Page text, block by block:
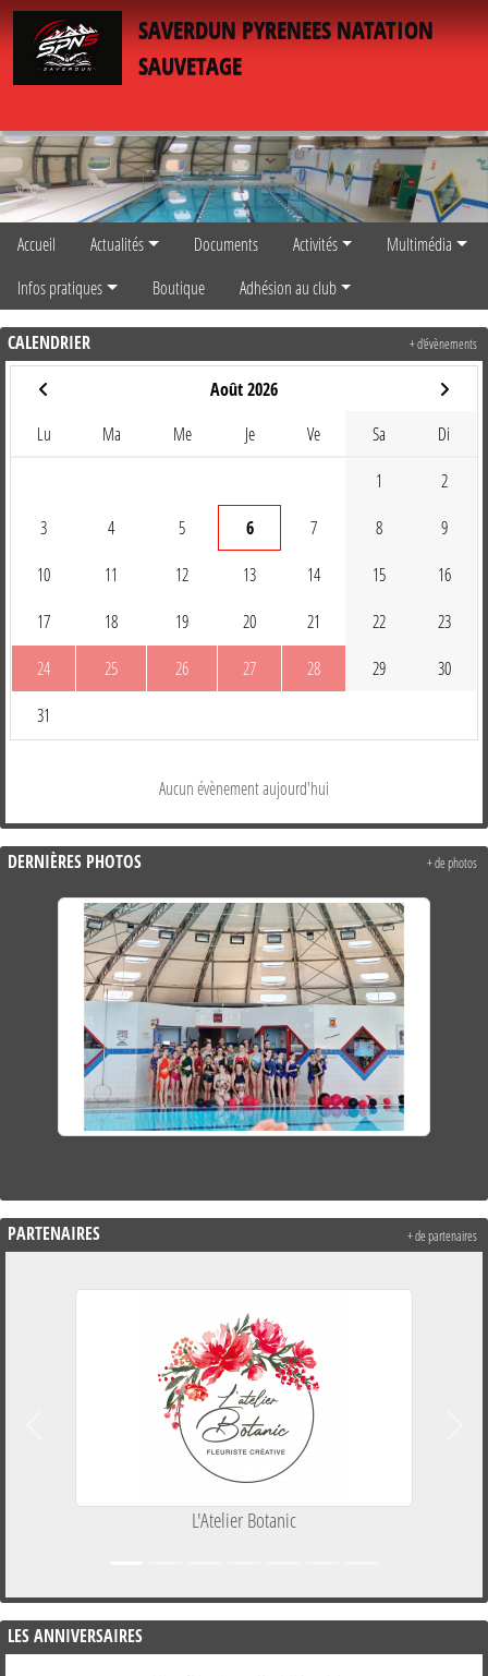
SAVERDUN PYRENEES NATATION
SAUVETAGE
Accueil Actualités Documents Activités
Multimédia
Infos pratiques
Boutique Adhésion au club
CALENDRIER
Août 2026
Lu Ma Me Je Ve Sa Di
1 2
3 4 5 6 7 8 9
10 11 12 13 14 15 16
17 18 19 20 21 22 23
24 25 26 27 28 29 30
31
Aucun évènement aujourd'hui
+ d'évènements
DERNIÈRES PHOTOS + de photos
PARTENAIRES
L'Atelier Botanic
+ de partenaires
LES ANNIVERSAIRES
Panneau de gestion des cookies